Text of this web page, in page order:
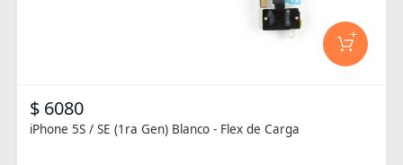
+
$ 6080
iPhone 5S / SE (1ra Gen) Blanco - Flex de Carga